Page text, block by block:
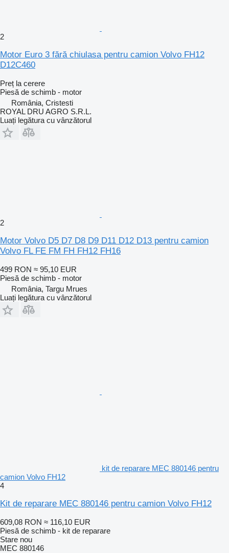
2
Motor Euro 3 fără chiulasa pentru camion Volvo FH12
D12C460
Preț la cerere
Piesă de schimb - motor
România, Cristesti
ROYAL DRU AGRO S.R.L.
Luați legătura cu vânzătorul
2
Motor Volvo D5 D7 D8 D9 D11 D12 D13 pentru camion
Volvo FL FE FM FH FH12 FH16
499 RON ≈ 95,10 EUR
Piesă de schimb - motor
România, Targu Mrues
Luați legătura cu vânzătorul
kit de reparare MEC 880146 pentru
camion Volvo FH12
4
Kit de reparare MEC 880146 pentru camion Volvo FH12
609,08 RON ≈ 116,10 EUR
Piesă de schimb - kit de reparare
Stare nou
MEC 880146